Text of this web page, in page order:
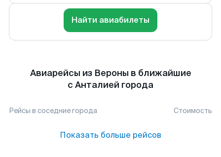
Найти авиабилеты
Авиарейсы из Вероны в ближайшие
с Анталией города
Рейсы в соседние города Стоимость
Показать больше рейсов